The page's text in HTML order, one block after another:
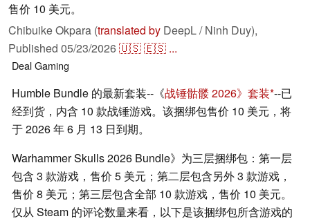
售价 10 美元。
Chibuike Okpara (translated by DeepL / Ninh Duy),
Published 05/23/2026🇺🇸🇪🇸 ...
DealGaming
Humble Bundle 的最新套装--《战锤骷髅 2026》套装 --已
经到货，内含 10 款战锤游戏。该捆绑包售价 10 美元，将
于 2026 年 6 月 13 日到期。
Warhammer Skulls 2026 Bundle》为三层捆绑包：第一层
包含 3 款游戏，售价 5 美元；第二层包含另外 3 款游戏，
售价 8 美元；第三层包含全部 10 款游戏，售价 10 美元。
仅从 Steam 的评论数量来看，以下是该捆绑包所含游戏的